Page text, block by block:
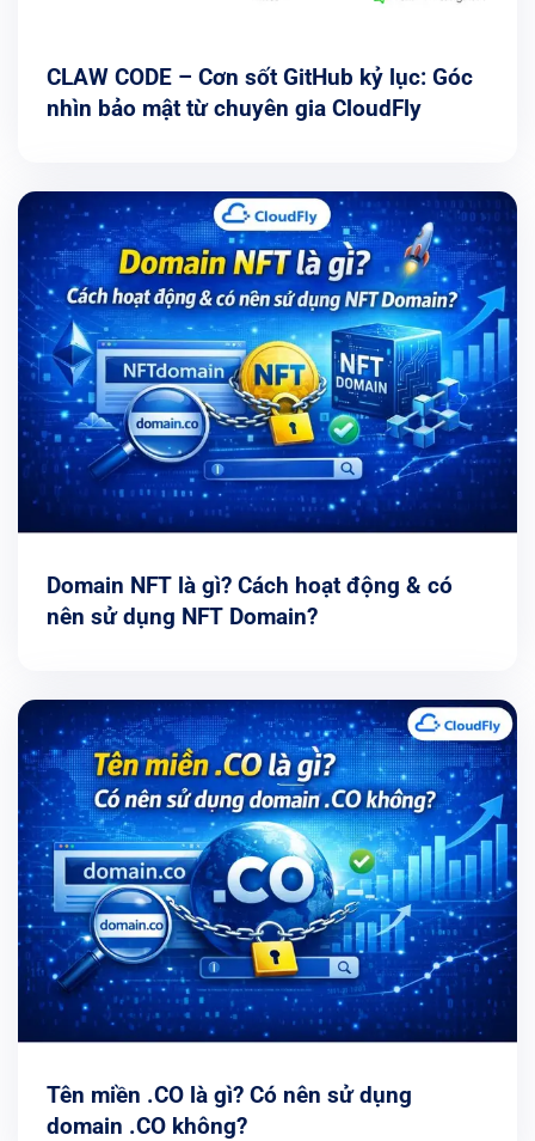
CLAW CODE – Cơn sốt GitHub kỷ lục: Góc
nhìn bảo mật từ chuyên gia CloudFly
Domain NFT là gì? Cách hoạt động & có
nên sử dụng NFT Domain?
Tên miền .CO là gì? Có nên sử dụng
domain .CO không?